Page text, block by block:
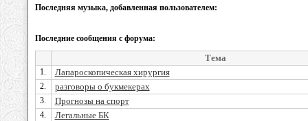
Последняя музыка, добавленная пользователем:
Последние сообщения с форума:
Тема
1. Лапароскопическая хирургия
2. разговоры о букмекерах
3. Прогнозы на спорт
4. Легальные БК